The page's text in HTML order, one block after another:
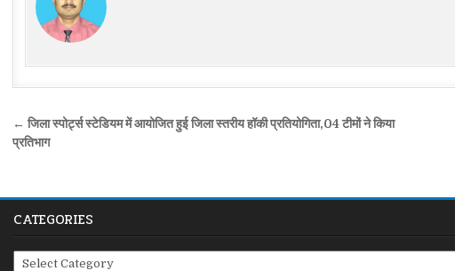
Post
navigation
← जिला स्पोर्ट्स स्टेडियम में आयोजित हुई जिला स्तरीय हॉकी प्रतियोगिता,04 टीमों ने किया
प्रतिभाग
CATEGORIES
Categories